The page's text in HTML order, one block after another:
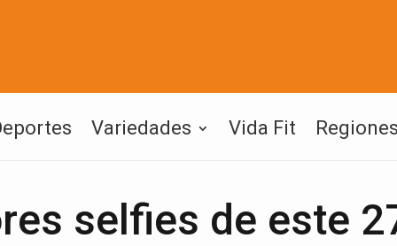
Variedades Vida Fit Regiones
selfies de este